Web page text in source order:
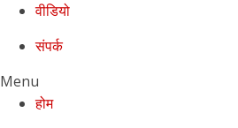
वीडियो
संपर्क
Menu
होम